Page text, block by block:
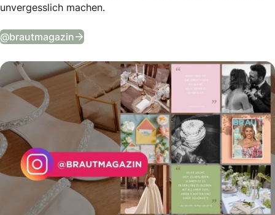
unvergesslich machen.
@brautmagazin Tägliche Wedding Vibes auf Instagram